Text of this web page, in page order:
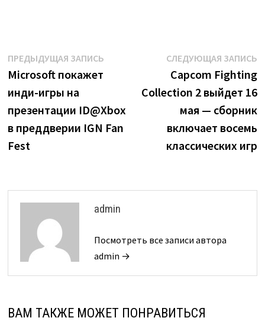
Навигация
по
записям
ПРЕДЫДУЩАЯ ЗАПИСЬПредыдущая
Microsoft покажет
инди-игры на
презентации ID@Xbox
в преддверии IGN Fan
Fest
СЛЕДУЮЩАЯ ЗАПИСЬ
Capcom Fighting
Collection 2 выйдет 16
мая — сборник
включает восемь
классических игр
admin
Посмотреть все записи автора
admin →
ВАМ ТАКЖЕ МОЖЕТ ПОНРАВИТЬСЯ